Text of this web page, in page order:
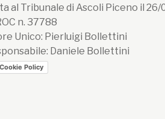
al Tribunale di Ascoli Piceno il 26/
n. 37788
Unico: Pierluigi Bollettini
Daniele Bollettini
Cookie Policy